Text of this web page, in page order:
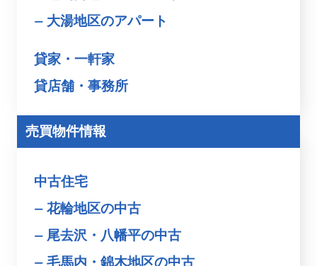
大湯地区のアパート
貸家・一軒家
貸店舗・事務所
売買物件情報
中古住宅
花輪地区の中古
尾去沢・八幡平の中古
毛馬内・錦木地区の中古